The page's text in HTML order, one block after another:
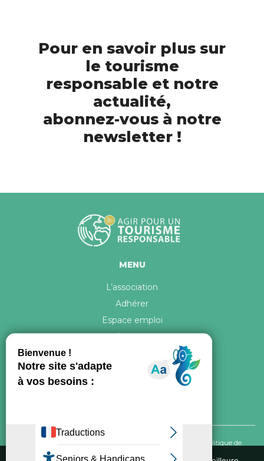
Pour en savoir plus sur
le tourisme
responsable et notre
actualité,
abonnez-vous à notre
newsletter !
MENU
L’association
Adhérer
Espace emploi
Contact
Politique de
confidentialité